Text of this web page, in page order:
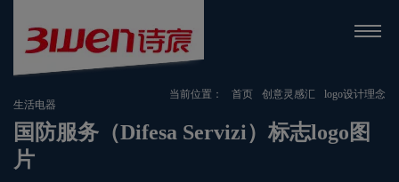
当前位置： 首页 创意灵感汇
logo设计理念
生活电器
国防服务（Difesa Servizi）标志logo图
片